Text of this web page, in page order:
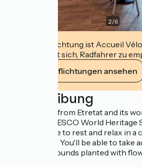
2/6
Diese Einrichtung ist Accueil
verpflichtet sich, Radfahrer zu
Ihre Verpflichtungen ansehen
Beschreibung
Located 5km from Etretat and its
listed as a UNESCO World Heritage
the ideal place to rest and relax in a
environment. You'll be able to take
hectare of grounds planted with